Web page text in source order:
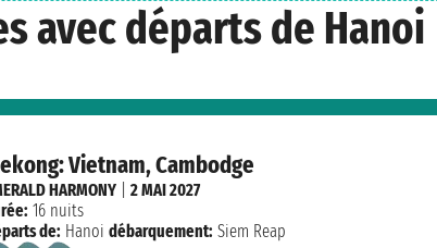
avec départs de Hanoi
Vietnam, Cambodge
HARMONY |2 MAI 2027
16 nuits
de: Hanoi débarquement: Siem Reap